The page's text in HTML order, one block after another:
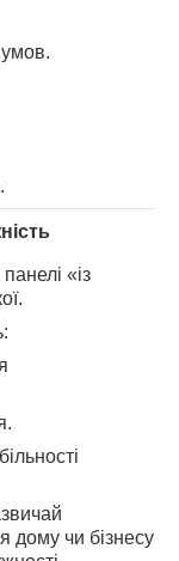
«із
дому чи бізнесу